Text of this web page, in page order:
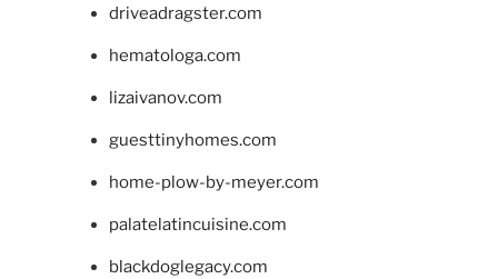
driveadragster.com
hematologa.com
lizaivanov.com
guesttinyhomes.com
home-plow-by-meyer.com
palatelatincuisine.com
blackdoglegacy.com